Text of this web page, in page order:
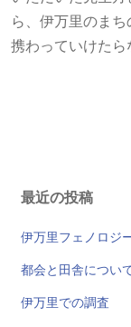
ら、伊万里のま
携わっていけたら
最近の投稿
伊万里フェノロジ
都会と田舎につい
伊万里での調査